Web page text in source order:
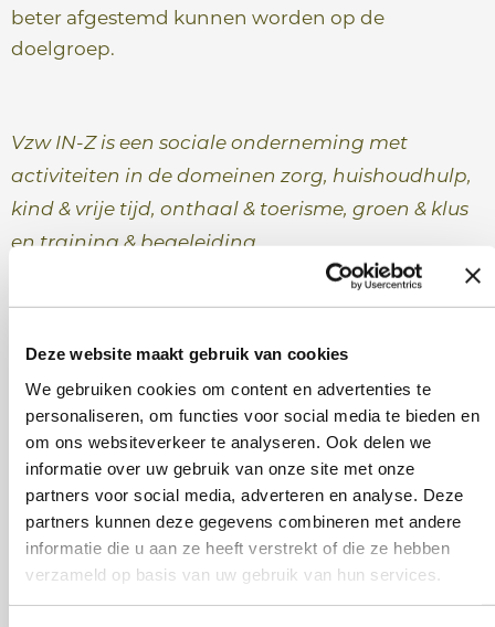
Deze website maakt gebruik van cookies
We gebruiken cookies om content en advertenties te
personaliseren, om functies voor social media te bieden en
om ons websiteverkeer te analyseren. Ook delen we
informatie over uw gebruik van onze site met onze
partners voor social media, adverteren en analyse. Deze
partners kunnen deze gegevens combineren met andere
informatie die u aan ze heeft verstrekt of die ze hebben
verzameld op basis van uw gebruik van hun services.
beter afgestemd kunnen worden op de
doelgroep.
Vzw IN-Z is een sociale onderneming met
activiteiten in de domeinen zorg, huishoudhulp,
kind & vrije tijd, onthaal & toerisme, groen & klus
en training & begeleiding.
Deel dit bericht